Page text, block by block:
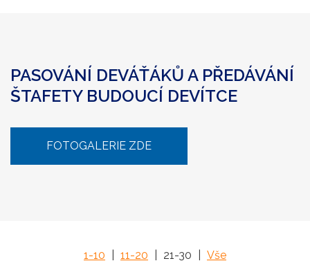
PASOVÁNÍ DEVÁŤÁKŮ A PŘEDÁVÁNÍ
ŠTAFETY BUDOUCÍ DEVÍTCE
FOTOGALERIE ZDE
1-10 11-20 21-30 Vše